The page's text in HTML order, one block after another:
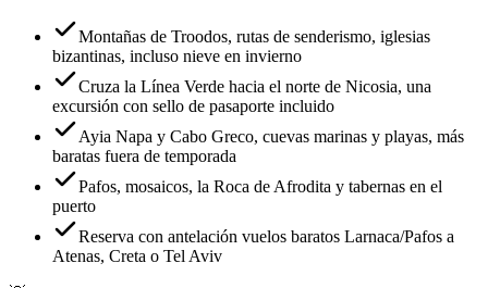
Montañas de Troodos, rutas de senderismo, iglesias
bizantinas, incluso nieve en invierno
Cruza la Línea Verde hacia el norte de Nicosia, una
excursión con sello de pasaporte incluido
Ayia Napa y Cabo Greco, cuevas marinas y playas, más
baratas fuera de temporada
Pafos, mosaicos, la Roca de Afrodita y tabernas en el
puerto
Reserva con antelación vuelos baratos Larnaca/Pafos a
Atenas, Creta o Tel Aviv